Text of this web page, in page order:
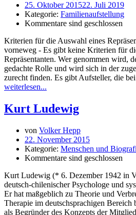
25. Oktober 201522. Juli 2019
Kategorie: Familienaufstellung
Kommentare sind geschlossen
Kriterien für die Auswahl eines
vorneweg - Es gibt keine Kriterien für
Repräsentanten. Wer genommen wird,
gedachte Rolle und wird sich in der
zurecht finden. Es gibt Aufsteller, die
weiterlesen...
Kurt Ludewig
von Volker Hepp
22. November 2015
Kategorie: Menschen und
Kommentare sind geschlossen
Kurt Ludewig (* 6. Dezember 1942 in
deutsch-chilenischer Psychologe und
Er hat maßgeblich zu Theorie und
Therapie im deutschsprachigen
als Begründer des Konzepts der